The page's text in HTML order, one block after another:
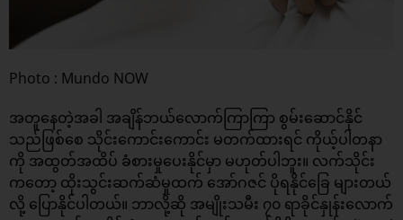
Photo : Mundo NOW
အတူနေတဲ့အခါ အချိန်ဘယ်လောက်ကြာကြာ စွမ်းဆောင်နိုင်
သည်ဖြစ်စေ သိုင်းကောင်းကောင်း မတက်ထားရင် ကိုယ့်ပါတနာ
ကို အထွတ်အထိပ် ခံစားမှုပေးနိုင်မှာ မဟုတ်ပါဘူး။ လက်သိုင်း
ကတော့ ထိုးသွင်းဆက်ဆံမှုထက် အော်ဂဇင် ပိုရနိုင်ခြေ များတယ်
လို့ ပြောနိုင်ပါတယ်။ ဘာလို့ဆို အမျိုးသမီး ၇၀ ရာခိုင်နှုန်းလောက်